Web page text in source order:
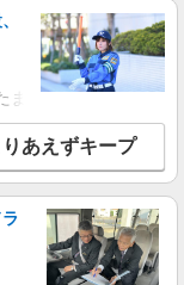
なし♪日勤のみ◎
払い有/週払い有/交
＞
細を見る
ま市岩槻区・久喜市・
りあえずキープ